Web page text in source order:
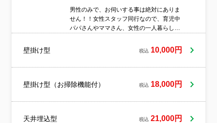
男性のみで、お伺いする事は絶対にありま
せん！！女性スタッフ同行なので、育児中
パパさんやママさん、女性の一人暮らしの
壁掛け型 税込 10,000円
壁掛け型（お掃除機能付） 税込 18,000円
天井埋込型 税込 21,000円